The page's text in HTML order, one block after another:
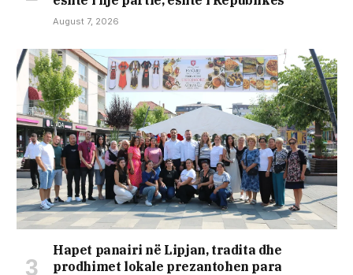
August 7, 2026
Hapet panairi në Lipjan, tradita dhe
prodhimet lokale prezantohen para